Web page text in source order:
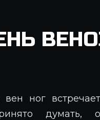
ног
думать,